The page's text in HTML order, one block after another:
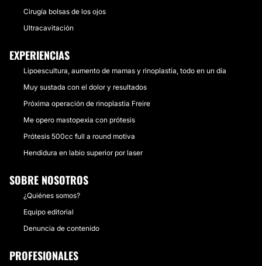
Cirugía bolsas de los ojos
Ultracavitación
EXPERIENCIAS
Lipoescultura, aumento de mamas y rinoplastia, todo en un día
Muy sustada con el dolor y resultados
Próxima operación de rinoplastia Freire
Me opero mastopexia con prótesis
Prótesis 500cc full a round motiva
Hendidura en labio superior por laser
SOBRE NOSOTROS
¿Quiénes somos?
Equipo editorial
Denuncia de contenido
PROFESIONALES